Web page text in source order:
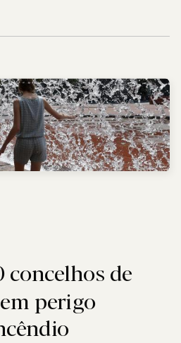
concelhos de
perigo